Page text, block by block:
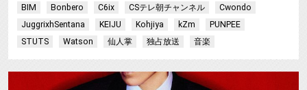
BIM
Bonbero C6ix CSテレ朝チャンネル
Cwondo
JuggrixhSentana
KEIJU Kohjiya kZm
PUNPEE
STUTS
Watson 仙人掌 独占放送 音楽